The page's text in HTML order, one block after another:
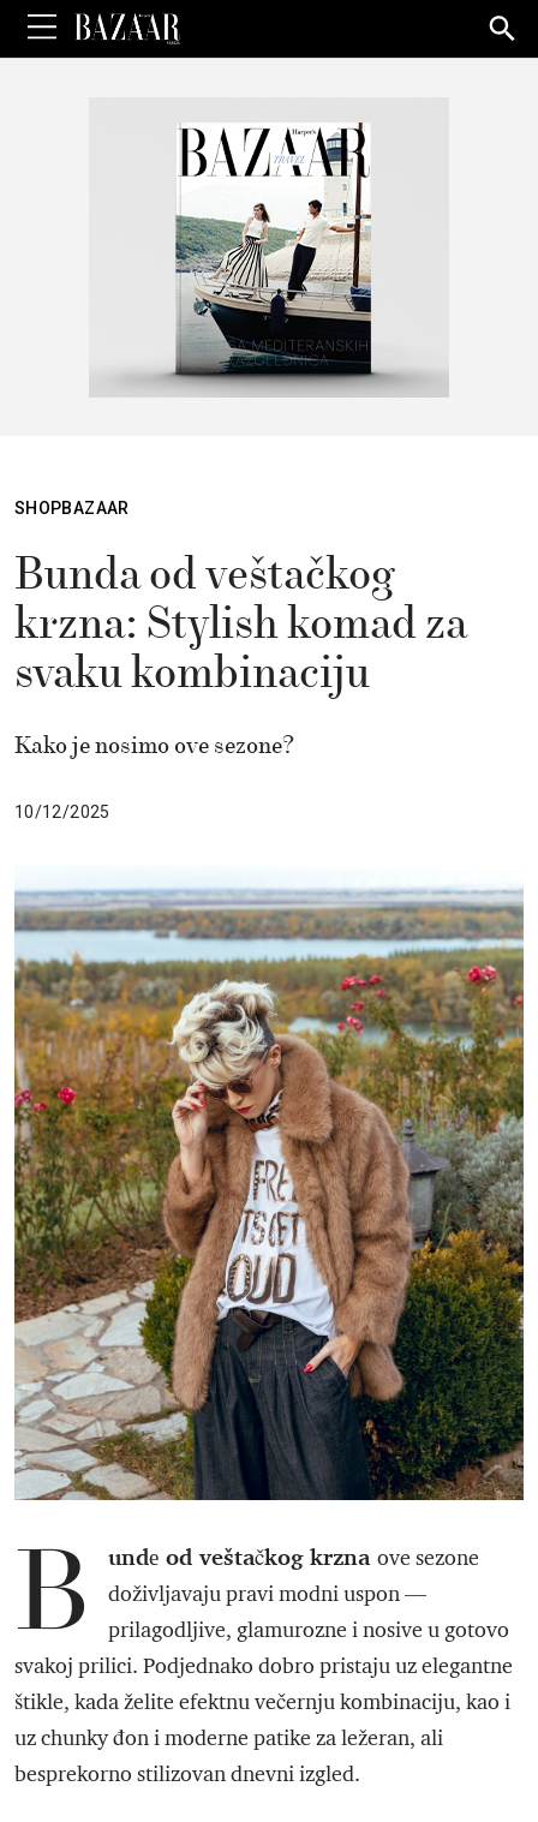
for:
SHOPBAZAAR
Bunda od veštačkog
krzna: Stylish komad za
svaku kombinaciju
Kako je nosimo ove sezone?
10/12/2025
B undе od veštačkog krzna ove sezone
doživljavaju pravi modni uspon —
prilagodljive, glamurozne i nosive u gotovo
svakoj prilici. Podjednako dobro pristaju uz elegantne
štikle, kada želite efektnu večernju kombinaciju, kao i
uz chunky đon i moderne patike za ležeran, ali
besprekorno stilizovan dnevni izgled.